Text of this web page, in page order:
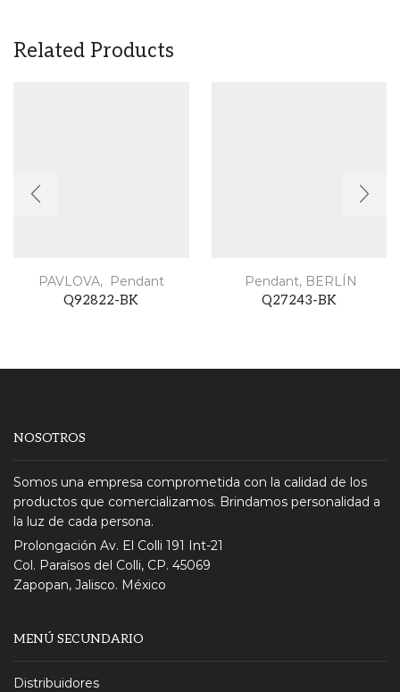
Related Products
PAVLOVA, Pendant
Q92822-BK
Pendant, BERLÍN
Q27243-BK
NOSOTROS
Somos una empresa comprometida con la calidad de los
productos que comercializamos. Brindamos personalidad a
la luz de cada persona.
Prolongación Av. El Colli 191 Int-21
Col. Paraísos del Colli, CP. 45069
Zapopan, Jalisco. México
MENÚ SECUNDARIO
Distribuidores